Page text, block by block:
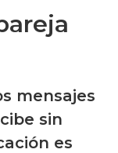
mensajes
sin
es